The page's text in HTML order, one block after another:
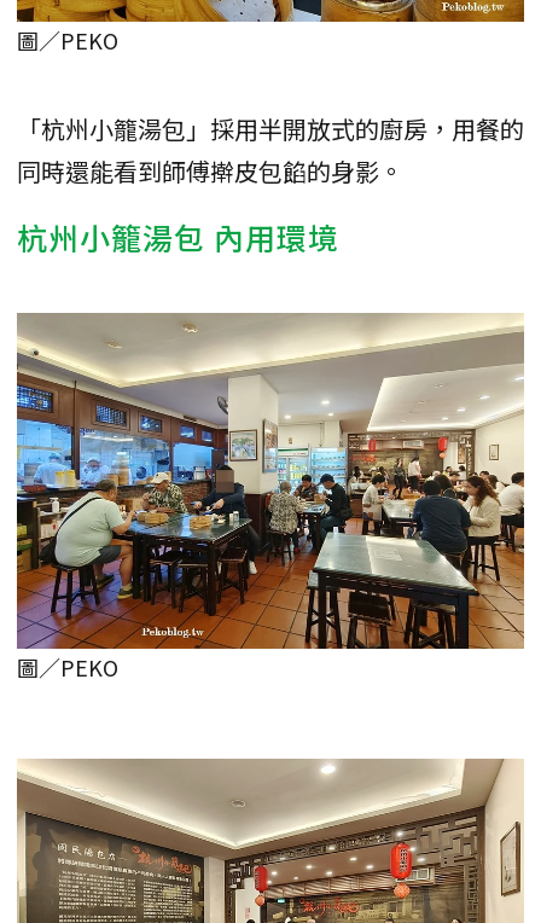
圖／PEKO
「杭州小籠湯包」採用半開放式的廚房，用餐的
同時還能看到師傅擀皮包餡的身影。
杭州小籠湯包 內用環境
圖／PEKO